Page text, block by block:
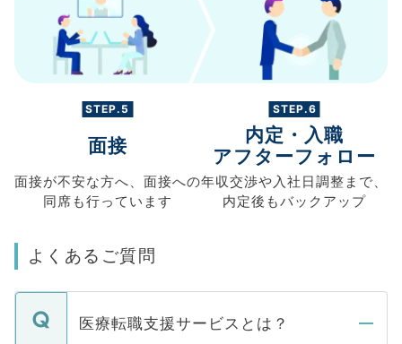
STEP.5
面接
面接が不安な方へ、 面接への
同席も行っています
STEP.6
内定・入職
アフターフォロー
年収交渉や入社日調整まで、
内定後もバックアップ
よくあるご質問
医療転職支援サービスとは？